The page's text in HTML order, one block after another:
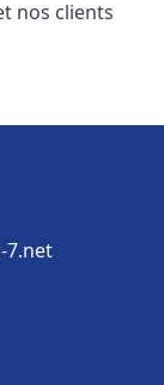
nos clients
7.net